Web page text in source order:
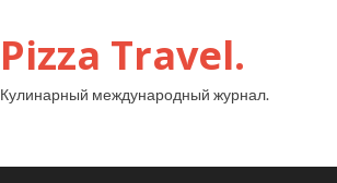
Pizza Travel.
Кулинарный международный журнал.